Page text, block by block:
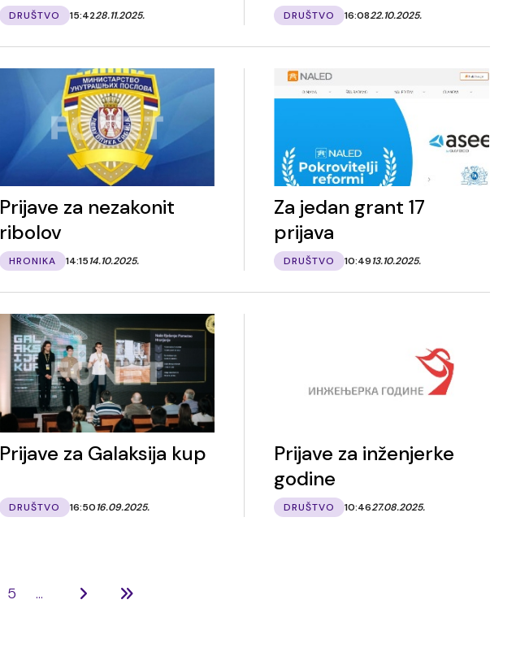
DRUŠTVO 15:4228.11.2025. DRUŠTVO 16:0822.10.2025.
Prijave za nezakonit
ribolov
HRONIKA 14:1514.10.2025.
Za jedan grant 17
prijava
DRUŠTVO 10:4913.10.2025.
Prijave za Galaksija kup
DRUŠTVO 16:5016.09.2025.
Prijave za inženjerke
godine
DRUŠTVO 10:4627.08.2025.
5 ...